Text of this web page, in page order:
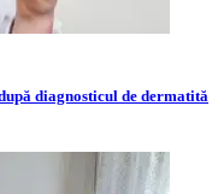
diagnosticul de dermatită